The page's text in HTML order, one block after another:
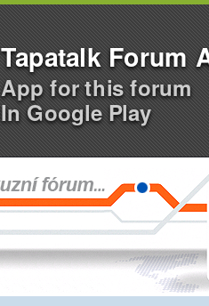
Tapatalk Forum
App for this forum
In Google Play